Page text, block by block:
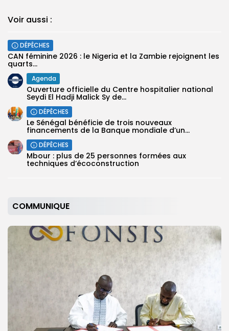
COMMUNIQUE
Voir aussi :
DÉPÊCHES
‎CAN féminine 2026 : le Nigeria et la Zambie rejoignent les
quarts...
Agenda
Ouverture officielle du Centre hospitalier national
Seydi El Hadji Malick Sy de...
DÉPÊCHES
Le Sénégal bénéficie de trois nouveaux
financements de la Banque mondiale d’un...
DÉPÊCHES
Mbour : plus de 25 personnes formées aux
techniques d’écoconstruction